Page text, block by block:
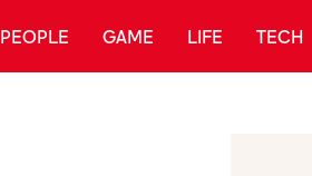
PEOPLE GAME LIFE TECH